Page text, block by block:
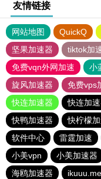
友情链接
网站地图 QuickQ
坚果加速器
tiktok加
免费vqn外网加速
小
旋风加速器
免费vps
快连加速器
快连加
快鸭加速器
快柠檬
软件中心
雷霆加速
小美vpn
小美加速器
海鸥加速器